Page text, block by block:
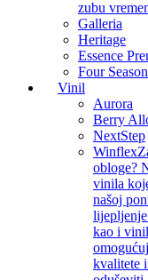
zubu
Galleria
Heritage
Essence
Four
Vinil
Aurora
Berry
NextStep
Winflex
obloge?
vinila
našoj
kao i
kvalitete